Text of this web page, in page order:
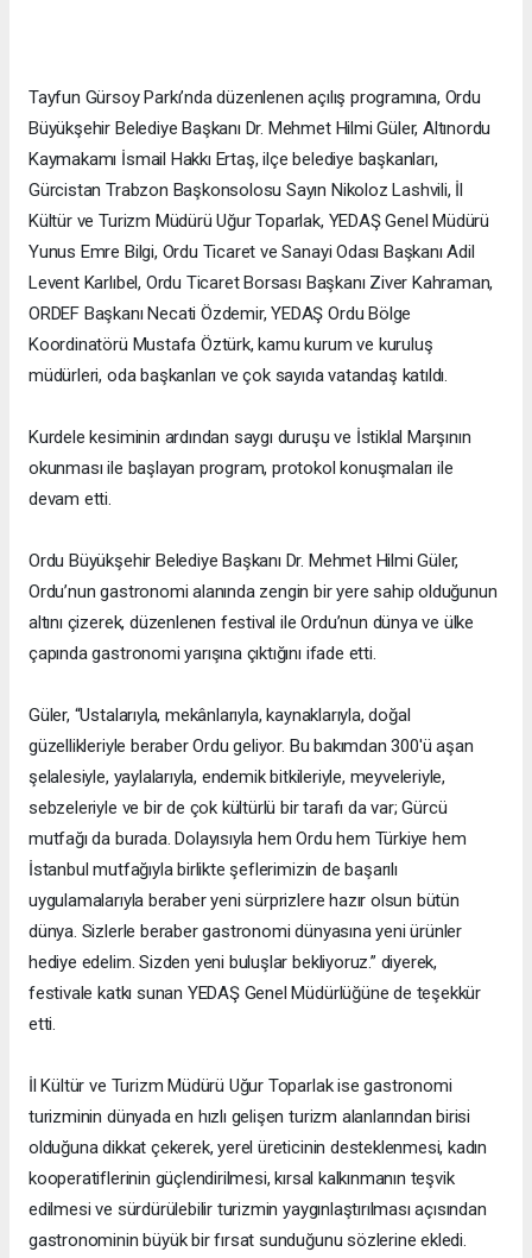
Tayfun Gürsoy Parkı’nda düzenlenen açılış programına, Ordu
Büyükşehir Belediye Başkanı Dr. Mehmet Hilmi Güler, Altınordu
Kaymakamı İsmail Hakkı Ertaş, ilçe belediye başkanları,
Gürcistan Trabzon Başkonsolosu Sayın Nikoloz Lashvili, İl
Kültür ve Turizm Müdürü Uğur Toparlak, YEDAŞ Genel Müdürü
Yunus Emre Bilgi, Ordu Ticaret ve Sanayi Odası Başkanı Adil
Levent Karlıbel, Ordu Ticaret Borsası Başkanı Ziver Kahraman,
ORDEF Başkanı Necati Özdemir, YEDAŞ Ordu Bölge
Koordinatörü Mustafa Öztürk, kamu kurum ve kuruluş
müdürleri, oda başkanları ve çok sayıda vatandaş katıldı.
Kurdele kesiminin ardından saygı duruşu ve İstiklal Marşının
okunması ile başlayan program, protokol konuşmaları ile
devam etti.
Ordu Büyükşehir Belediye Başkanı Dr. Mehmet Hilmi Güler,
Ordu’nun gastronomi alanında zengin bir yere sahip olduğunun
altını çizerek, düzenlenen festival ile Ordu’nun dünya ve ülke
çapında gastronomi yarışına çıktığını ifade etti.
Güler, “Ustalarıyla, mekânlarıyla, kaynaklarıyla, doğal
güzellikleriyle beraber Ordu geliyor. Bu bakımdan 300'ü aşan
şelalesiyle, yaylalarıyla, endemik bitkileriyle, meyveleriyle,
sebzeleriyle ve bir de çok kültürlü bir tarafı da var; Gürcü
mutfağı da burada. Dolayısıyla hem Ordu hem Türkiye hem
İstanbul mutfağıyla birlikte şeflerimizin de başarılı
uygulamalarıyla beraber yeni sürprizlere hazır olsun bütün
dünya. Sizlerle beraber gastronomi dünyasına yeni ürünler
hediye edelim. Sizden yeni buluşlar bekliyoruz.” diyerek,
festivale katkı sunan YEDAŞ Genel Müdürlüğüne de teşekkür
etti.
İl Kültür ve Turizm Müdürü Uğur Toparlak ise gastronomi
turizminin dünyada en hızlı gelişen turizm alanlarından birisi
olduğuna dikkat çekerek, yerel üreticinin desteklenmesi, kadın
kooperatiflerinin güçlendirilmesi, kırsal kalkınmanın teşvik
edilmesi ve sürdürülebilir turizmin yaygınlaştırılması açısından
gastronominin büyük bir fırsat sunduğunu sözlerine ekledi.